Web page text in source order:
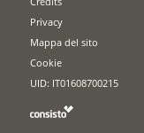
Privacy
Mappa del sito
Cookie
UID: IT01608700215